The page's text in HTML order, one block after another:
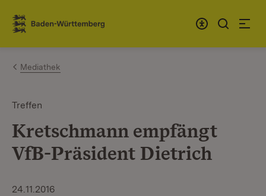
Zum Inhalt springen
Link zur Startseite
Mediathek
Treffen
Kretschmann empfängt
VfB-Präsident Dietrich
24.11.2016